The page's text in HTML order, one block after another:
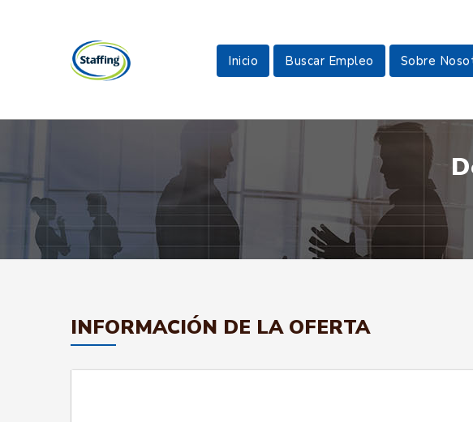
Inicio Buscar Empleo Sobre
INFORMACIÓN DE LA OFERTA